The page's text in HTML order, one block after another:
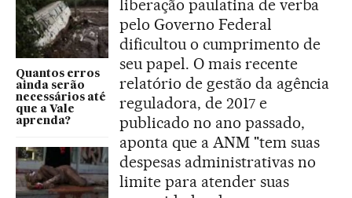
Quantos erros
ainda serão
necessários até
que a Vale
aprenda?
liberação paulatina de verba
pelo Governo Federal
dificultou o cumprimento de
seu papel. O mais recente
relatório de gestão da agência
reguladora, de 2017 e
publicado no ano passado,
aponta que a ANM "tem suas
despesas administrativas no
limite para atender suas